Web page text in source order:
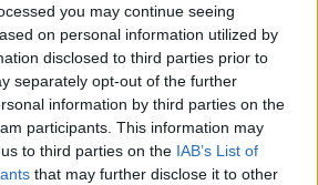
you may continue seeing
on personal information utilized by
disclosed to third parties prior to
separately opt-out of the further
information by third parties on the
participants. This information may
to third parties on the IAB’s List of
that may further disclose it to other
és a vaníliás cukrot, majd belemorzsolom a
tojásokat, tojássárgáját. Kézzel jól
alakítok ki belőle. 1 órát pihenni hagyom a
méretűre nyújtom. Egy tepsit kibélelek
első tésztalapot, megszurkálom villával, majd
Erre szépen egyenletesen elosztom benne az